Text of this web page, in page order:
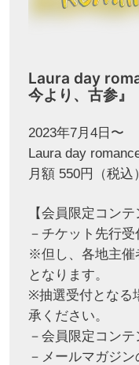
Laura day
今より、古参』
2023年7月4日〜
Laura day
月額 550円（税込）
【会員限定コンテ
－チケット先行受
※但し、各地主催
となります。
※抽選受付となる
承ください。
－会員限定コン
－メールマガジン